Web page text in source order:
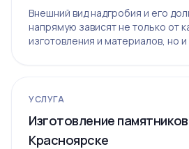
Внешний вид надгробия и его
напрямую зависят не только от
изготовления и материалов, но
УСЛУГА
Изготовление
Красноярске